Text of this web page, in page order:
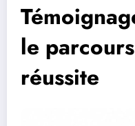
le
réussite